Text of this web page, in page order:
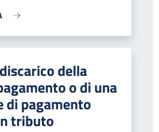
della
o di una
di pagamento
tributo